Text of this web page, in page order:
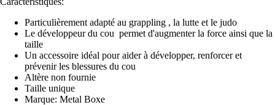
Particulièrement adapté au grappling , la lutte et le judo
Le développeur du cou permet d'augmenter la force ainsi que la
taille
Un accessoire idéal pour aider à développer, renforcer et
prévenir les blessures du cou
Altère non fournie
Taille unique
Marque: Metal Boxe